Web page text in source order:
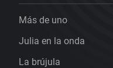
Más de uno
Julia en la onda
La brújula